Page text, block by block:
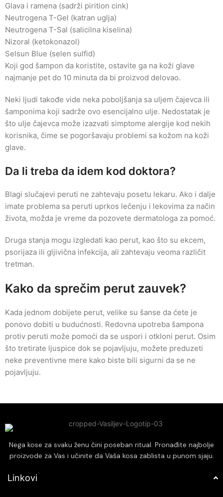
Glava i ramena (sadrži pirition cink)
Neutrogena T-Gel (katran uglja)
Neutrogena T-Sal (salicilna kiselina)
Nizoral (ketokonazol)
Selsun Blue (selen sulfid)
Koji god šampon da koristite, ostavite ga na koži glave
najmanje pet do 10 minuta da bi proizvod delovao.
Neki ljudi takođe vide neka poboljšanja sa uljem čajevca ili
šamponima koji sadrže ovo esencijalno ulje. Nedostatak je
što ulje čajevca može izazvati simptome alergije kod nekih
korisnika, čime se pogoršavaju problemi sa kožom na koži
glave.
Da li treba da idem kod doktora?
Blagi slučajevi peruti ne zahtevaju posetu lekaru. Ako i dalje
imate problema sa peruti uprkos lečenju i lekovima za način
života, možda je vreme da pozovete dermatologa za pomoć.
Druga stanja mogu izgledati kao perut, kao što su ekcem,
psorijaza ili gljivična infekcija, ali zahtevaju veoma različit
tretman.
Kako da sprečim perut zauvek?
Kada jednom dobijete perut, velike su šanse da ćete je
ponovo dobiti u budućnosti. Redovna upotreba šampona
protiv peruti može pomoći da se uspori i otkloni perut. Osim
što tretirate ljuspice dok se pojavljuju, možete preduzeti
neke preventivne mere kako biste bili sigurni da se ne
pojavljuju.
Nega kose za svaku ženu čini poseban ritual. Pronađite najbolje
proizvode za Vas i učinite da Vaša kosa zablista u punom sjaju.
Linkovi